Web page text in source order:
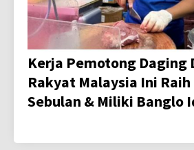
Kerja Pemotong Daging
Rakyat Malaysia Ini Raih
Sebulan & Miliki Banglo